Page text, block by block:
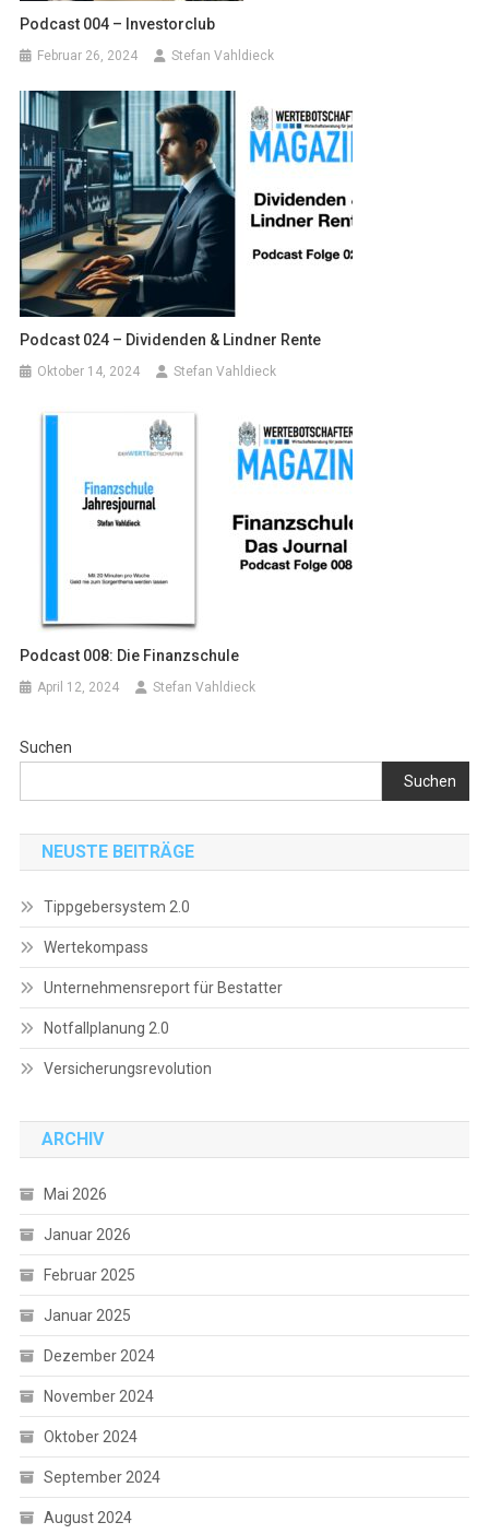
Podcast 004 – Investorclub
Februar 26, 2024 Stefan Vahldieck
Podcast 024 – Dividenden & Lindner Rente
Oktober 14, 2024 Stefan Vahldieck
Podcast 008: Die Finanzschule
April 12, 2024 Stefan Vahldieck
Suchen
Suchen
NEUSTE BEITRÄGE
Tippgebersystem 2.0
Wertekompass
Unternehmensreport für Bestatter
Notfallplanung 2.0
Versicherungsrevolution
ARCHIV
Mai 2026
Januar 2026
Februar 2025
Januar 2025
Dezember 2024
November 2024
Oktober 2024
September 2024
August 2024